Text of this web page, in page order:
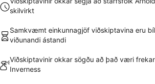
skilvirkt
Samkvæmt einkunnagjöf viðskiptavina eru
viðunandi ástandi
Viðskiptavinir okkar sögðu að það væri
Inverness